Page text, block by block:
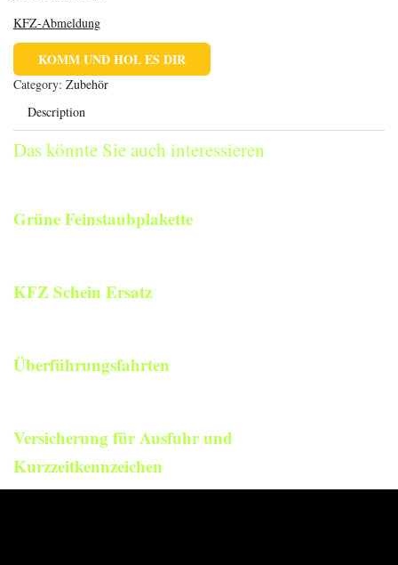
KFZ-Abmeldung
KOMM UND HOL ES DIR
Category: Zubehör
Description
Das könnte Sie auch interessieren
Grüne Feinstaubplakette
KFZ Schein Ersatz
Überführungsfahrten
Versicherung für Ausfuhr und
Kurzzeitkennzeichen